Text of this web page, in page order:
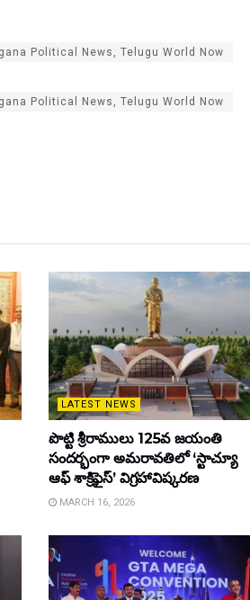
Political News, Telugu World Now
Political News, Telugu World Now
LATEST NEWS
పొట్టి శ్రీరాములు 125వ జయంతి
సందర్భంగా అమరావతిలో ‘స్టాచ్యూ
ఆఫ్ శాక్రిఫైస్’ విగ్రహావిష్కరణ
MARCH 16, 2026